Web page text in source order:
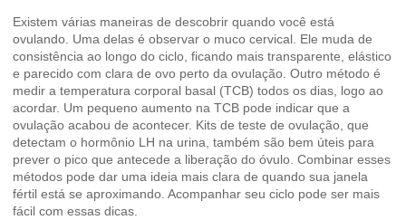
Existem várias maneiras de descobrir quando você está
ovulando. Uma delas é observar o muco cervical. Ele muda de
consistência ao longo do ciclo, ficando mais transparente, elástico
e parecido com clara de ovo perto da ovulação. Outro método é
medir a temperatura corporal basal (TCB) todos os dias, logo ao
acordar. Um pequeno aumento na TCB pode indicar que a
ovulação acabou de acontecer. Kits de teste de ovulação, que
detectam o hormônio LH na urina, também são bem úteis para
prever o pico que antecede a liberação do óvulo. Combinar esses
métodos pode dar uma ideia mais clara de quando sua janela
fértil está se aproximando. Acompanhar seu ciclo pode ser mais
fácil com essas dicas.